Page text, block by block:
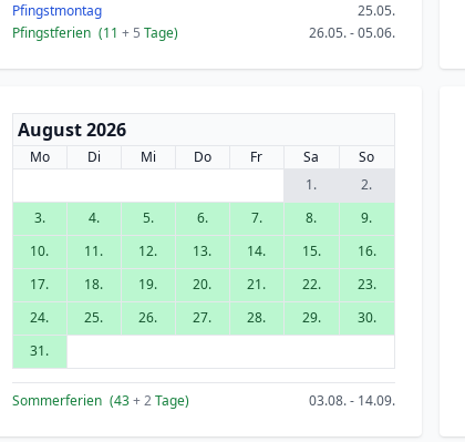
Pfingstmontag
25.05.
Pfingstferien (11 + 5 Tage) 26.05. - 05.06.
August 2026
Mo Di Mi Do Fr Sa
So
1.
2.
3.
4. 5. 6. 7. 8.
9.
10.
11. 12. 13. 14. 15.
16.
17.
18. 19. 20. 21. 22.
23.
24.
25. 26. 27. 28. 29.
30.
31.
Sommerferien (43+ 2Tage) 03.08. - 14.09.